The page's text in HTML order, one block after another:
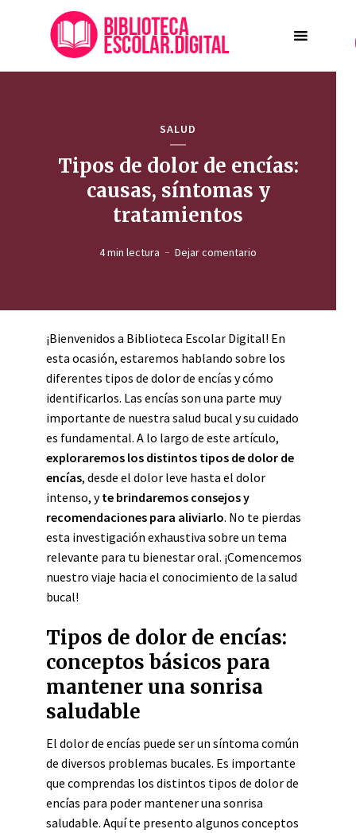
SALUD
Tipos de dolor de encías:
causas, síntomas y
tratamientos
4 min lectura Dejar comentario
¡Bienvenidos a Biblioteca Escolar Digital! En
esta ocasión, estaremos hablando sobre los
diferentes tipos de dolor de encías y cómo
identificarlos. Las encías son una parte muy
importante de nuestra salud bucal y su cuidado
es fundamental. A lo largo de este artículo,
exploraremos los distintos tipos de dolor de
encías, desde el dolor leve hasta el dolor
intenso, yte brindaremos consejos y
recomendaciones para aliviarlo. No te pierdas
esta investigación exhaustiva sobre un tema
relevante para tu bienestar oral. ¡Comencemos
nuestro viaje hacia el conocimiento de la salud
bucal!
Tipos de dolor de encías:
conceptos básicos para
mantener una sonrisa
saludable
El dolor de encías puede ser un síntoma común
de diversos problemas bucales. Es importante
que comprendas los distintos tipos de dolor de
encías para poder mantener una sonrisa
saludable. Aquí te presento algunos conceptos